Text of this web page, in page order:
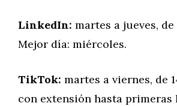
LinkedIn: martes a jueves, de
Mejor día: miércoles.
TikTok: martes a viernes, de
con extensión hasta primeras